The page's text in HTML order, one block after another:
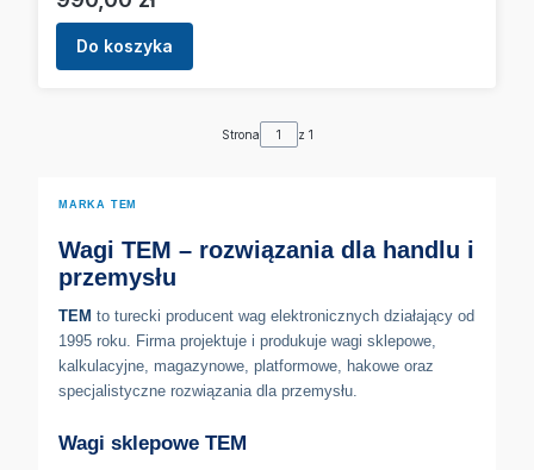
Do koszyka
Strona z 1
MARKA TEM
Wagi TEM – rozwiązania dla handlu i
przemysłu
TEM to turecki producent wag elektronicznych działający od
1995 roku. Firma projektuje i produkuje wagi sklepowe,
kalkulacyjne, magazynowe, platformowe, hakowe oraz
specjalistyczne rozwiązania dla przemysłu.
Wagi sklepowe TEM